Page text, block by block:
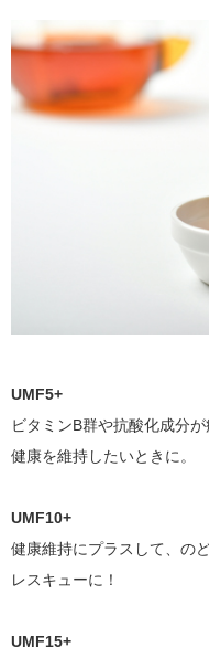
UMF5+
ビタミンB群や抗酸化成分
健康を維持したいときに。
UMF10+
健康維持にプラスして、の
レスキューに！
UMF15+